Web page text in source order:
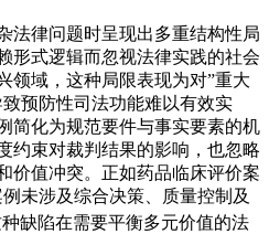
法律问题时呈现出多重结构性局
形式逻辑而忽视法律实践的社会
领域，这种局限表现为对”重大
预防性司法功能难以有效实
简化为规范要件与事实要素的机
约束对裁判结果的影响，也忽略
价值冲突。正如药品临床评价案
未涉及综合决策、质量控制及
种缺陷在需要平衡多元价值的法